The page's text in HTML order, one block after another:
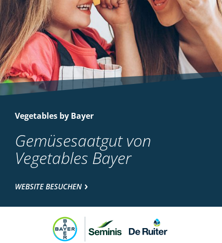
Vegetables by Bayer
Gemüsesaatgut von
Vegetables Bayer
WEBSITE BESUCHEN